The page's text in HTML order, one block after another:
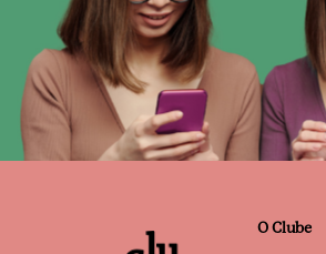
O Clube